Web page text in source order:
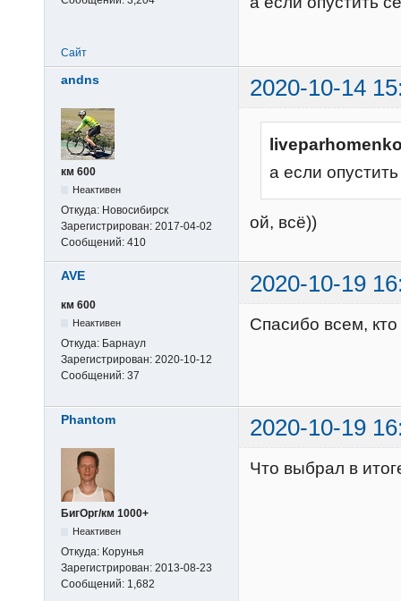
Сайт
andns 2020-10-14
км 600
Неактивен
Откуда: Новосибирск
Зарегистрирован: 2017-04-02
Сообщений: 410
а если
ой, всё))
AVE 2020-10-19
км 600
Неактивен
Откуда: Барнаул
Зарегистрирован: 2020-10-12
Сообщений: 37
Спасибо всем,
Phantom 2020-10-19
БигОрг/км 1000+
Неактивен
Откуда: Корунья
Зарегистрирован: 2013-08-23
Сообщений: 1,682
Что выбрал в